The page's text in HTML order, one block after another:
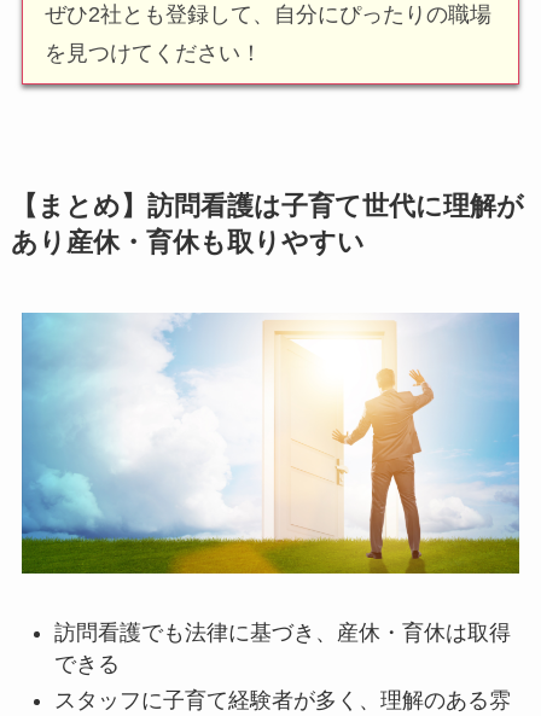
ぜひ2社とも登録して、自分にぴったりの職場
を見つけてください！
【まとめ】訪問看護は子育て世代に理解が
あり産休・育休も取りやすい
訪問看護でも法律に基づき、産休・育休は取得
できる
スタッフに子育て経験者が多く、理解のある雰